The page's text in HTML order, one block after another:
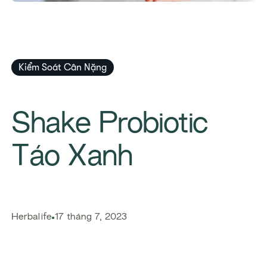
Kiểm Soát Cân Nặng
Shake Probiotic
Táo Xanh
Herbalife 17 tháng 7, 2023